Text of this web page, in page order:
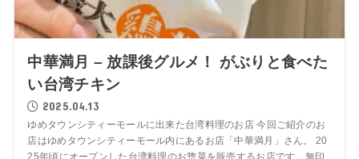
中華満月 – 放課後グルメ！ がぶりと食べた
い台湾チキン
2025.04.13
ゆめタウンシティーモールに出来た台湾料理のお店 今回ご紹介のお
店はゆめタウンシティーモール内にあるお店「中華満月」さん。 20
25年頃にオープンした台湾料理のお惣菜を販売するお店です。無印